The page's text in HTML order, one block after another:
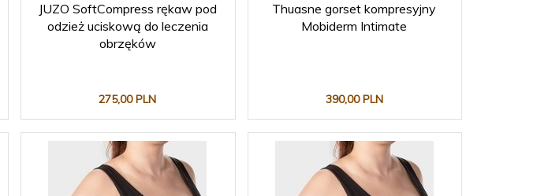
JUZO SoftCompress rękaw pod
odzież uciskową do leczenia
obrzęków
275,00 PLN
Thuasne gorset kompresyjny
Mobiderm Intimate
390,00 PLN